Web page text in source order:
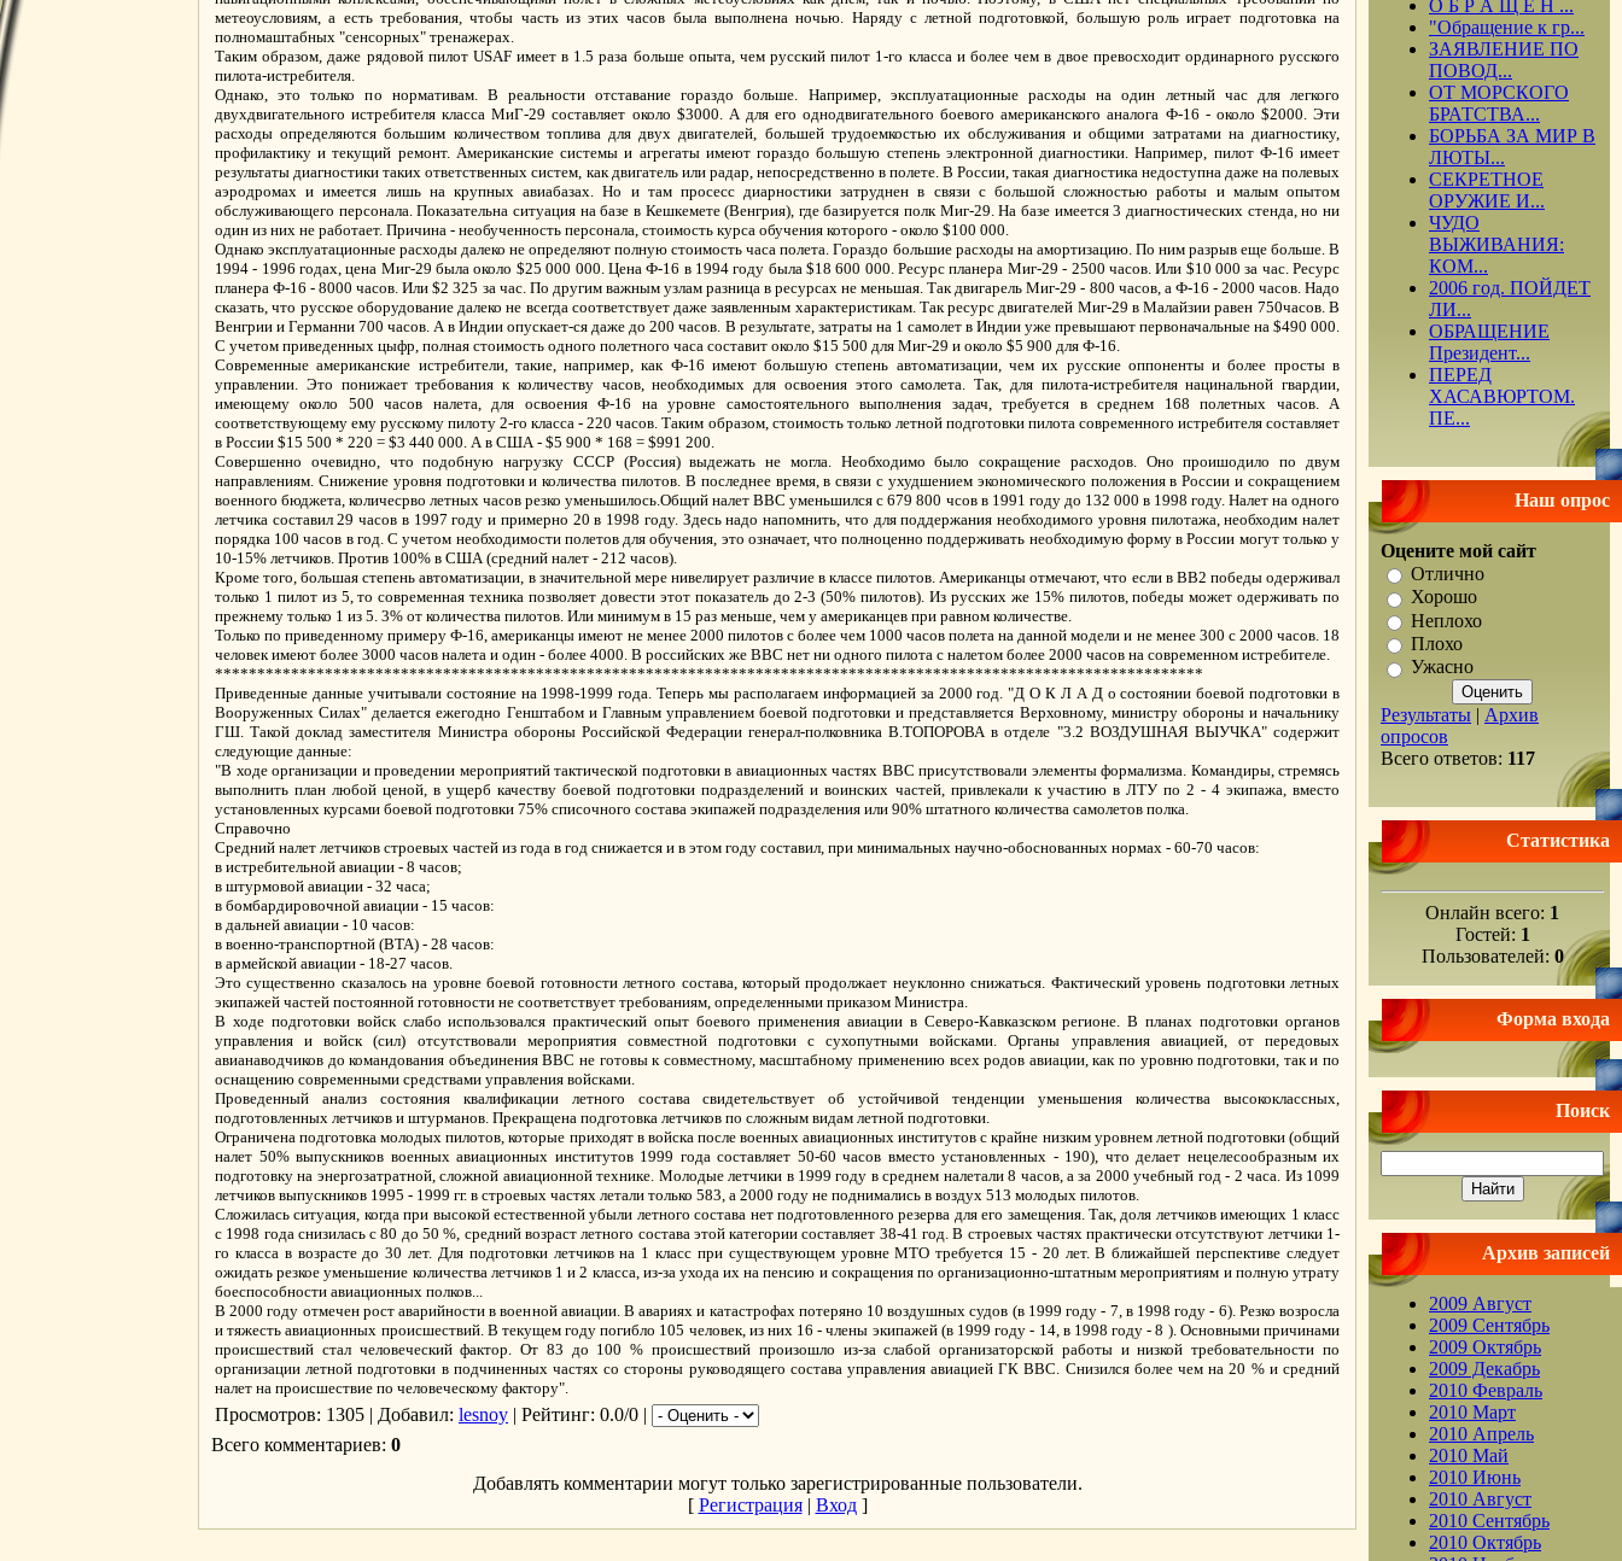
метеоусловиям, а есть требования, чтобы часть из этих часов была выполнена ночью. Наряду с летной подготовкой, большую роль играет подготовка на
полномаштабных "сенсорных" тренажерах.
Таким образом, даже рядовой пилот USAF имеет в 1.5 раза больше опыта, чем русский пилот 1-го класса и более чем в двое превосходит ординарного русского
пилота-истребителя.
Однако, это только по нормативам. В реальности отставание гораздо больше. Например, эксплуатационные расходы на один летный час для легкого
двухдвигательного истребителя класса МиГ-29 составляет около $3000. А для его однодвигательного боевого американского аналога Ф-16 - около $2000. Эти
расходы определяются большим количеством топлива для двух двигателей, большей трудоемкостью их обслуживания и общими затратами на диагностику,
профилактику и текущий ремонт. Американские системы и агрегаты имеют гораздо большую степень электронной диагностики. Например, пилот Ф-16 имеет
результаты диагностики таких ответственных систем, как двигатель или радар, непосредственно в полете. В России, такая диагностика недоступна даже на полевых
аэродромах и имеется лишь на крупных авиабазах. Но и там просесс диарностики затруднен в связи с большой сложностью работы и малым опытом
обслуживающего персонала. Показательна ситуация на базе в Кешкемете (Венгрия), где базируется полк Миг-29. На базе имеется 3 диагностических стенда, но ни
один из них не работает. Причина - необученность персонала, стоимость курса обучения которого - около $100 000.
Однако эксплуатационные расходы далеко не определяют полную стоимость часа полета. Гораздо большие расходы на амортизацию. По ним разрыв еще больше. В
1994 - 1996 годах, цена Миг-29 была около $25 000 000. Цена Ф-16 в 1994 году была $18 600 000. Ресурс планера Миг-29 - 2500 часов. Или $10 000 за час. Ресурс
планера Ф-16 - 8000 часов. Или $2 325 за час. По другим важным узлам разница в ресурсах не меньшая. Так двигарель Миг-29 - 800 часов, а Ф-16 - 2000 часов. Надо
сказать, что русское оборудование далеко не всегда соответствует даже заявленным характеристикам. Так ресурс двигателей Миг-29 в Малайзии равен 750часов. В
Венгрии и Германни 700 часов. А в Индии опускает-ся даже до 200 часов. В результате, затраты на 1 самолет в Индии уже превышают первоначальные на $490 000.
С учетом приведенных цыфр, полная стоимость одного полетного часа составит около $15 500 для Миг-29 и около $5 900 для Ф-16.
Современные американские истребители, такие, например, как Ф-16 имеют большую степень автоматизации, чем их русские оппоненты и более просты в
управлении. Это понижает требования к количеству часов, необходимых для освоения этого самолета. Так, для пилота-истребителя нацинальной гвардии,
имеющему около 500 часов налета, для освоения Ф-16 на уровне самостоятельного выполнения задач, требуется в среднем 168 полетных часов. А
соответствующему ему русскому пилоту 2-го класса - 220 часов. Таким образом, стоимость только летной подготовки пилота современного истребителя составляет
в России $15 500 * 220 = $3 440 000. А в США - $5 900 * 168 = $991 200.
Совершенно очевидно, что подобную нагрузку СССР (Россия) выдежать не могла. Необходимо было сокращение расходов. Оно проишодило по двум
направлениям. Снижение уровня подготовки и количества пилотов. В последнее время, в связи с ухудшением экономического положения в России и сокращением
военного бюджета, количесрво летных часов резко уменьшилось.Общий налет ВВС уменьшился с 679 800 чсов в 1991 году до 132 000 в 1998 году. Налет на одного
летчика составил 29 часов в 1997 году и примерно 20 в 1998 году. Здесь надо напомнить, что для поддержания необходимого уровня пилотажа, необходим налет
порядка 100 часов в год. С учетом необходимости полетов для обучения, это означает, что полноценно поддерживать необходимую форму в России могут только у
10-15% летчиков. Против 100% в США (средний налет - 212 часов).
Кроме того, большая степень автоматизации, в значительной мере нивелирует различие в классе пилотов. Американцы отмечают, что если в ВВ2 победы одерживал
только 1 пилот из 5, то современная техника позволяет довести этот показатель до 2-3 (50% пилотов). Из русских же 15% пилотов, победы может одерживать по
прежнему только 1 из 5. 3% от количества пилотов. Или минимум в 15 раз меньше, чем у американцев при равном количестве.
Только по приведенному примеру Ф-16, американцы имеют не менее 2000 пилотов с более чем 1000 часов полета на данной модели и не менее 300 с 2000 часов. 18
человек имеют более 3000 часов налета и один - более 4000. В российских же ВВС нет ни одного пилота с налетом более 2000 часов на современном истребителе.
*********************************************************************************************************************
Приведенные данные учитывали состояние на 1998-1999 года. Теперь мы располагаем информацией за 2000 год. "Д О К Л А Д о состоянии боевой подготовки в
Вооруженных Силах" делается ежегодно Генштабом и Главным управлением боевой подготовки и представляется Верховному, министру обороны и начальнику
ГШ. Такой доклад заместителя Министра обороны Российской Федерации генерал-полковника В.ТОПОРОВА в отделе "3.2 ВОЗДУШНАЯ ВЫУЧКА" содержит
следующие данные:
"В ходе организации и проведении мероприятий тактической подготовки в авиационных частях ВВС присутствовали элементы формализма. Командиры, стремясь
выполнить план любой ценой, в ущерб качеству боевой подготовки подразделений и воинских частей, привлекали к участию в ЛТУ по 2 - 4 экипажа, вместо
установленных курсами боевой подготовки 75% списочного состава экипажей подразделения или 90% штатного количества самолетов полка.
Справочно
Средний налет летчиков строевых частей из года в год снижается и в этом году составил, при минимальных научно-обоснованных нормах - 60-70 часов:
в истребительной авиации - 8 часов;
в штурмовой авиации - 32 часа;
в бомбардировочной авиации - 15 часов:
в дальней авиации - 10 часов:
в военно-транспортной (ВТА) - 28 часов:
в армейской авиации - 18-27 часов.
Это существенно сказалось на уровне боевой готовности летного состава, который продолжает неуклонно снижаться. Фактический уровень подготовки летных
экипажей частей постоянной готовности не соответствует требованиям, определенными приказом Министра.
В ходе подготовки войск слабо использовался практический опыт боевого применения авиации в Северо-Кавказском регионе. В планах подготовки органов
управления и войск (сил) отсутствовали мероприятия совместной подготовки с сухопутными войсками. Органы управления авиацией, от передовых
авианаводчиков до командования объединения ВВС не готовы к совместному, масштабному применению всех родов авиации, как по уровню подготовки, так и по
оснащению современными средствами управления войсками.
Проведенный анализ состояния квалификации летного состава свидетельствует об устойчивой тенденции уменьшения количества высококлассных,
подготовленных летчиков и штурманов. Прекращена подготовка летчиков по сложным видам летной подготовки.
Ограничена подготовка молодых пилотов, которые приходят в войска после военных авиационных институтов с крайне низким уровнем летной подготовки (общий
налет 50% выпускников военных авиационных институтов 1999 года составляет 50-60 часов вместо установленных - 190), что делает нецелесообразным их
подготовку на энергозатратной, сложной авиационной технике. Молодые летчики в 1999 году в среднем налетали 8 часов, а за 2000 учебный год - 2 часа. Из 1099
летчиков выпускников 1995 - 1999 гг. в строевых частях летали только 583, а 2000 году не поднимались в воздух 513 молодых пилотов.
Сложилась ситуация, когда при высокой естественной убыли летного состава нет подготовленного резерва для его замещения. Так, доля летчиков имеющих 1 класс
с 1998 года снизилась с 80 до 50 %, средний возраст летного состава этой категории составляет 38-41 год. В строевых частях практически отсутствуют летчики 1-
го класса в возрасте до 30 лет. Для подготовки летчиков на 1 класс при существующем уровне МТО требуется 15 - 20 лет. В ближайшей перспективе следует
ожидать резкое уменьшение количества летчиков 1 и 2 класса, из-за ухода их на пенсию и сокращения по организационно-штатным мероприятиям и полную утрату
боеспособности авиационных полков...
В 2000 году отмечен рост аварийности в военной авиации. В авариях и катастрофах потеряно 10 воздушных судов (в 1999 году - 7, в 1998 году - 6). Резко возросла
и тяжесть авиационных происшествий. В текущем году погибло 105 человек, из них 16 - члены экипажей (в 1999 году - 14, в 1998 году - 8 ). Основными причинами
происшествий стал человеческий фактор. От 83 до 100 % происшествий произошло из-за слабой организаторской работы и низкой требовательности по
организации летной подготовки в подчиненных частях со стороны руководящего состава управления авиацией ГК ВВС. Снизился более чем на 20 % и средний
налет на происшествие по человеческому фактору".
Просмотров: 1305 | Добавил: lesnoy | Рейтинг: 0.0/0 |
Всего комментариев: 0
Добавлять комментарии могут только зарегистрированные пользователи.
[ Регистрация| Вход]
О Б Р А Щ Е Н ...
"Обращение к гр...
ЗАЯВЛЕНИЕ ПО
ПОВОД...
ОТ МОРСКОГО
БРАТСТВА...
БОРЬБА ЗА МИР В
ЛЮТЫ...
СЕКРЕТНОЕ
ОРУЖИЕ И...
ЧУДО
ВЫЖИВАНИЯ:
КОМ...
2006 год. ПОЙДЕТ
ЛИ...
ОБРАЩЕНИЕ
Президент...
ПЕРЕД
ХАСАВЮРТОМ.
ПЕ...
Наш опрос
Оцените мой сайт
Отлично
Хорошо
Неплохо
Плохо
Ужасно
Результаты | Архив
опросов
Всего ответов: 117
Статистика
Онлайн всего: 1
Гостей: 1
Пользователей: 0
Форма входа
Поиск
Архив записей
2009 Август
2009 Сентябрь
2009 Октябрь
2009 Декабрь
2010 Февраль
2010 Март
2010 Апрель
2010 Май
2010 Июнь
2010 Август
2010 Сентябрь
2010 Октябрь